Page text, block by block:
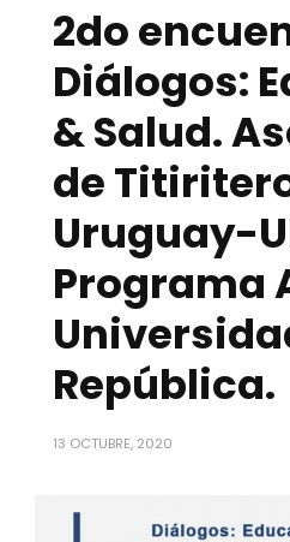
2do
Diálogos:
& Salud.
de
Uruguay-
Programa
República.
13 OCTUBRE, 2020